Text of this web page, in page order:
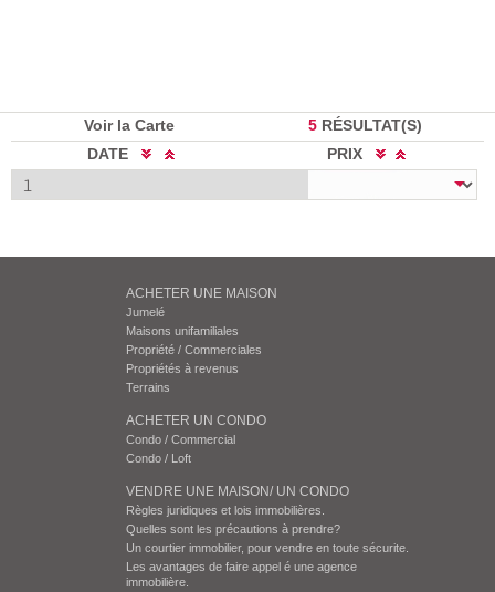
Voir la Carte 5 RÉSULTAT(S)
DATE
PRIX
ACHETER UNE MAISON
Jumelé
Maisons unifamiliales
Propriété / Commerciales
Propriétés à revenus
Terrains
ACHETER UN CONDO
Condo / Commercial
Condo / Loft
VENDRE UNE MAISON/ UN CONDO
Règles juridiques et lois immobilières.
Quelles sont les précautions à prendre?
Un courtier immobilier, pour vendre en toute sécurite.
Les avantages de faire appel é une agence
immobilière.